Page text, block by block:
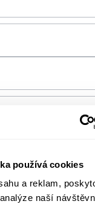
používá cookies
a reklam,
naší